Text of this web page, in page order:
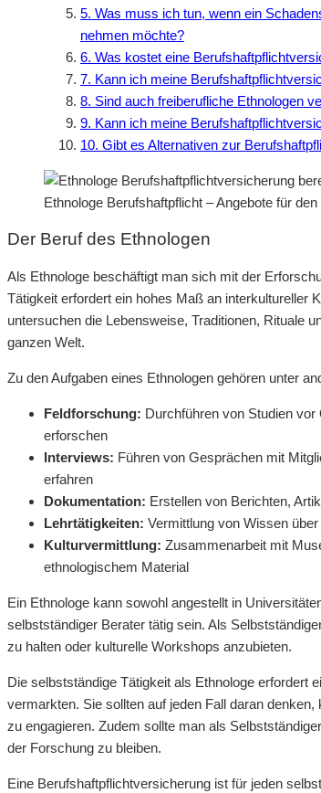
5. Was muss ich tun, wenn ein
nehmen möchte?
6. Was kostet eine
7. Kann ich meine
8. Sind auch freiberufliche Ethnologen
9. Kann ich meine
10. Gibt es Alternativen zur
Ethnologe Berufshaftpflicht – Angebote für
Der Beruf des Ethnologen
Als Ethnologe beschäftigt man sich mit der
Tätigkeit erfordert ein hohes Maß an interkultureller
untersuchen die Lebensweise, Traditionen, Rituale
ganzen Welt.
Zu den Aufgaben eines Ethnologen gehören unter
Feldforschung: Durchführen von Studien
erforschen
Interviews: Führen von Gesprächen mit
erfahren
Dokumentation: Erstellen von Berichten,
Lehrtätigkeiten: Vermittlung von Wissen
Kulturvermittlung: Zusammenarbeit mit
ethnologischem Material
Ein Ethnologe kann sowohl angestellt in
selbstständiger Berater tätig sein. Als
zu halten oder kulturelle Workshops anzubieten.
Die selbstständige Tätigkeit als Ethnologe erfordert
vermarkten. Sie sollten auf jeden Fall daran
zu engagieren. Zudem sollte man als
der Forschung zu bleiben.
Eine Berufshaftpflichtversicherung ist für jeden